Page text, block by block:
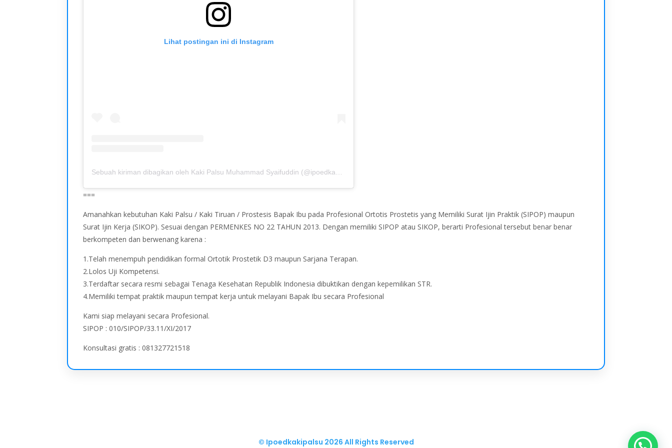
Lihat postingan ini di Instagram
Sebuah kiriman dibagikan oleh Kaki Palsu Muhammad Syaifuddin (@ipoedkakipalsu)
===
Amanahkan kebutuhan Kaki Palsu / Kaki Tiruan / Prostesis Bapak Ibu pada Profesional Ortotis Prostetis yang Memiliki Surat Ijin Praktik (SIPOP) maupun
Surat Ijin Kerja (SIKOP). Sesuai dengan PERMENKES NO 22 TAHUN 2013. Dengan memiliki SIPOP atau SIKOP, berarti Profesional tersebut benar benar
berkompeten dan berwenang karena :
1.Telah menempuh pendidikan formal Ortotik Prostetik D3 maupun Sarjana Terapan.
2.Lolos Uji Kompetensi.
3.Terdaftar secara resmi sebagai Tenaga Kesehatan Republik Indonesia dibuktikan dengan kepemilikan STR.
4.Memiliki tempat praktik maupun tempat kerja untuk melayani Bapak Ibu secara Profesional
Kami siap melayani secara Profesional.
SIPOP : 010/SIPOP/33.11/XI/2017
Konsultasi gratis : 081327721518
© Ipoedkakipalsu 2026 All Rights Reserved